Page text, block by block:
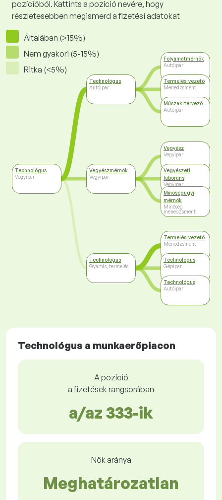
pozícióból. Kattints a pozíció nevére, hogy
részletesebben megismerd a fizetési adatokat
Általában (>15%)
Nem gyakori (5-15%)
Ritka (<5%)
Technológus
Vegyipar
Technológus
Autóipar
Vegyészmérnök
Vegyipar
Technológus
Gyártás, termelés
Folyamatmérnök
Autóipar
Termelési vezető
Menedzsment
Műszaki tervező
Autóipar
Vegyész
Vegyipar
Vegyészeti
laboráns
Vegyipar
Minőségügyi
mérnök
Minőség
menedzsment
Termelési vezető
Menedzsment
Technológus
Gépipar
Technológus
Autóipar
Technológus a munkaerőpiacon
A pozíció
a fizetések rangsorában
a/az 333-ik
Nők aránya
Meghatározatlan